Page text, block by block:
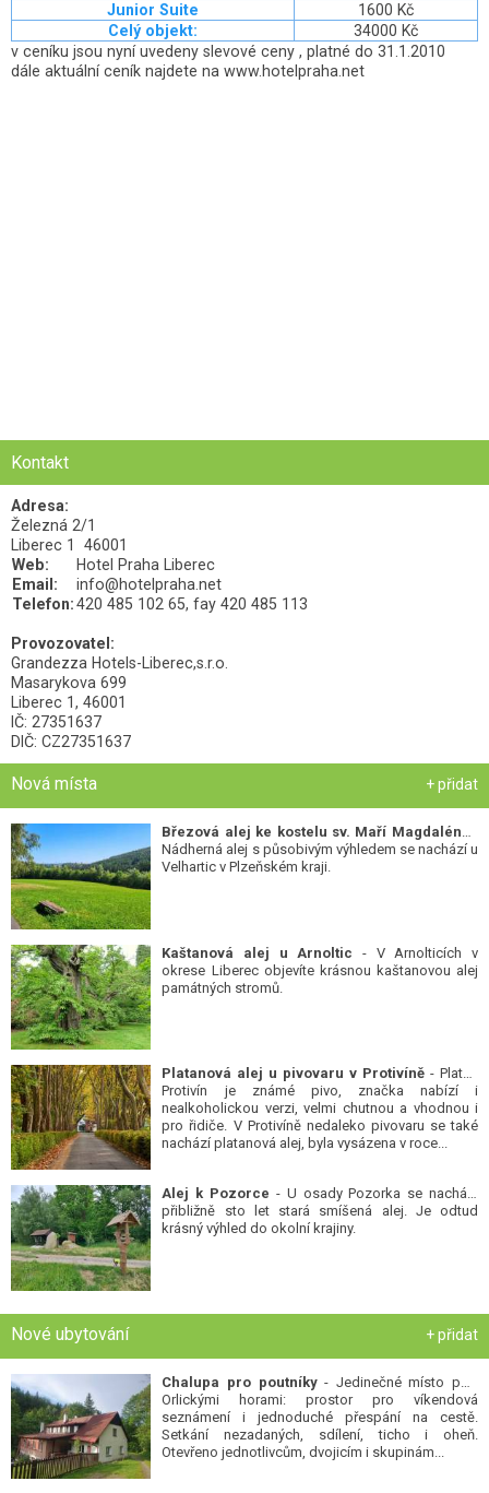
Junior Suite
1600 Kč
Celý objekt:
34000 Kč
v ceníku jsou nyní uvedeny slevové ceny , platné do 31.1.2010
dále aktuální ceník najdete na www.hotelpraha.net
Kontakt
Adresa:
Železná 2/1
Liberec 1 46001
Web:
Hotel Praha Liberec
Email:
info@hotelpraha.net
Telefon:420 485 102 65, fay 420 485 113
Provozovatel:
Grandezza Hotels-Liberec,s.r.o.
Masarykova 699
Liberec 1, 46001
IČ: 27351637
DIČ: CZ27351637
Nová místa + přidat
Březová alej ke kostelu sv. Maří Magdalény-
Nádherná alej s působivým výhledem se nachází u
Velhartic v Plzeňském kraji.
Kaštanová alej u Arnoltic - V Arnolticích v
okrese Liberec objevíte krásnou kaštanovou alej
památných stromů.
Platanová alej u pivovaru v Protivíně - Platan
Protivín je známé pivo, značka nabízí i
nealkoholickou verzi, velmi chutnou a vhodnou i
pro řidiče. V Protivíně nedaleko pivovaru se také
nachází platanová alej, byla vysázena v roce...
Alej k Pozorce - U osady Pozorka se nachází
přibližně sto let stará smíšená alej. Je odtud
krásný výhled do okolní krajiny.
Nové ubytování + přidat
Chalupa pro poutníky- Jedinečné místo pod
Orlickými horami: prostor pro víkendová
seznámení i jednoduché přespání na cestě.
Setkání nezadaných, sdílení, ticho i oheň.
Otevřeno jednotlivcům, dvojicím i skupinám...